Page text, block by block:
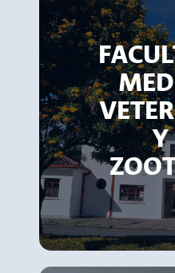
Y